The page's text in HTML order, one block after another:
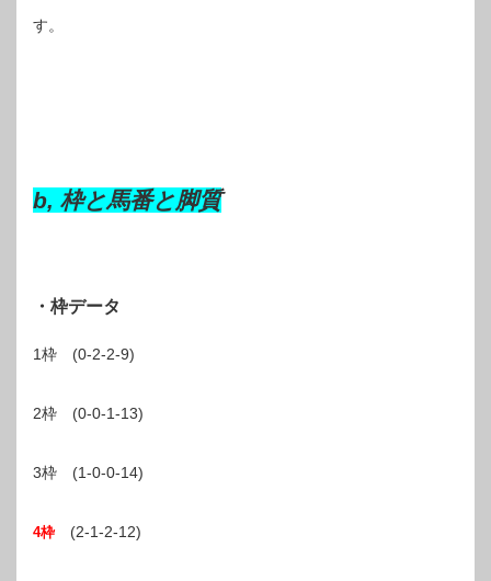
す。
b, 枠と馬番と脚質
・枠データ
1枠 (0-2-2-9)
2枠 (0-0-1-13)
3枠 (1-0-0-14)
4枠(2-1-2-12)